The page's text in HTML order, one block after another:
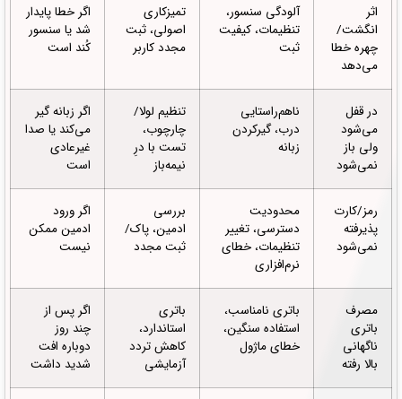
اثر
انگشت/
چهره خطا
می‌دهد
آلودگی سنسور،
تنظیمات، کیفیت
ثبت
تمیزکاری
اصولی، ثبت
مجدد کاربر
اگر خطا پایدار
شد یا سنسور
کُند است
در قفل
می‌شود
ولی باز
نمی‌شود
ناهم‌راستایی
درب، گیرکردن
زبانه
تنظیم لولا/
چارچوب،
تست با درِ
نیمه‌باز
اگر زبانه گیر
می‌کند یا صدا
غیرعادی
است
رمز/کارت
پذیرفته
نمی‌شود
محدودیت
دسترسی، تغییر
تنظیمات، خطای
نرم‌افزاری
بررسی
ادمین، پاک/
ثبت مجدد
اگر ورود
ادمین ممکن
نیست
مصرف
باتری
ناگهانی
بالا رفته
باتری نامناسب،
استفاده سنگین،
خطای ماژول
باتری
استاندارد،
کاهش تردد
آزمایشی
اگر پس از
چند روز
دوباره افت
شدید داشت